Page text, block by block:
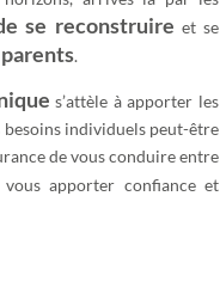
se reconstruire et se
.
s’attèle à apporter les
besoins individuels peut-être
de vous conduire entre
apporter confiance et